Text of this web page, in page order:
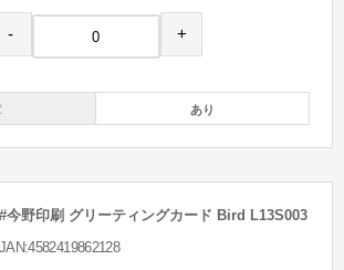
- +
あり
#今野印刷 グリーティングカード Bird L13S003
JAN:4582419862128